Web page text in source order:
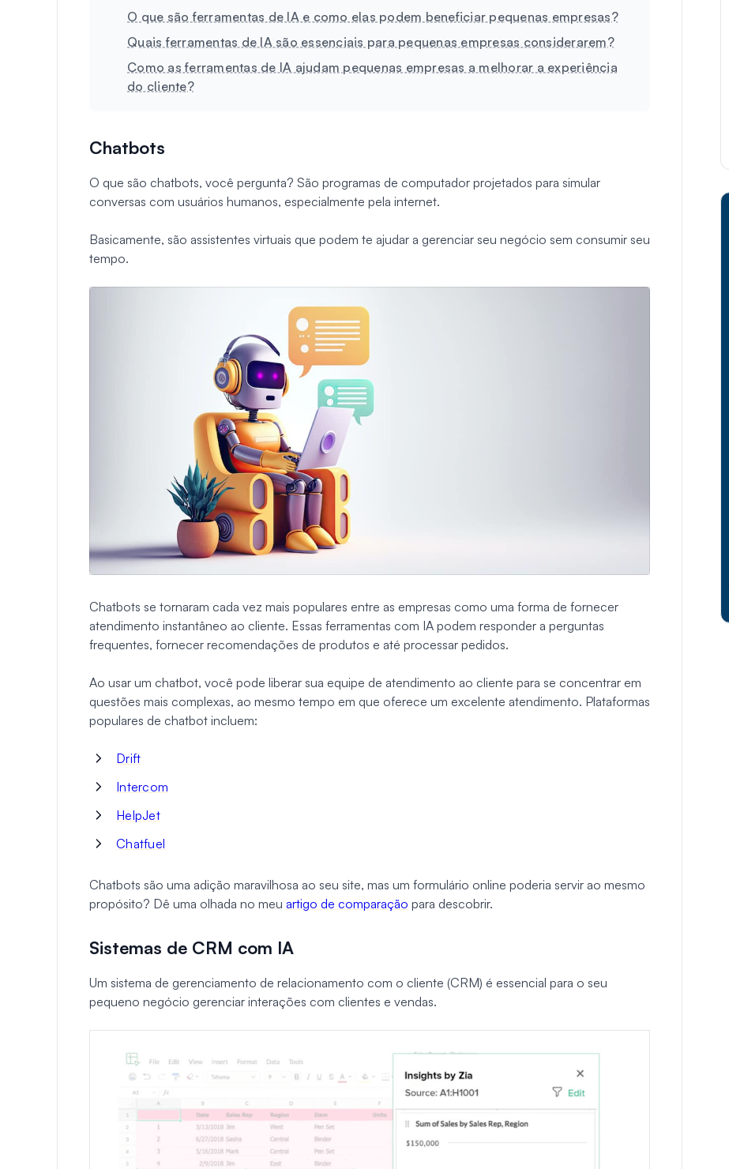
O que são ferramentas de IA e como elas podem beneficiar pequenas empresas?
Quais ferramentas de IA são essenciais para pequenas empresas considerarem?
Como as ferramentas de IA ajudam pequenas empresas a melhorar a experiência
do cliente?
Chatbots
O que são chatbots, você pergunta? São programas de computador projetados para simular
conversas com usuários humanos, especialmente pela internet.
Basicamente, são assistentes virtuais que podem te ajudar a gerenciar seu negócio sem consumir seu
tempo.
Chatbots se tornaram cada vez mais populares entre as empresas como uma forma de fornecer
atendimento instantâneo ao cliente. Essas ferramentas com IA podem responder a perguntas
frequentes, fornecer recomendações de produtos e até processar pedidos.
Ao usar um chatbot, você pode liberar sua equipe de atendimento ao cliente para se concentrar em
questões mais complexas, ao mesmo tempo em que oferece um excelente atendimento. Plataformas
populares de chatbot incluem:
Drift
Intercom
HelpJet
Chatfuel
Chatbots são uma adição maravilhosa ao seu site, mas um formulário online poderia servir ao mesmo
propósito? Dê uma olhada no meu artigo de comparação para descobrir.
Sistemas de CRM com IA
Um sistema de gerenciamento de relacionamento com o cliente (CRM) é essencial para o seu
pequeno negócio gerenciar interações com clientes e vendas.